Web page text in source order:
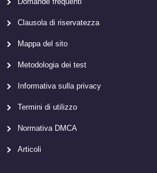
Clausola di riservatezza
Mappa del sito
Metodologia dei test
Informativa sulla privacy
Termini di utilizzo
Normativa DMCA
Articoli